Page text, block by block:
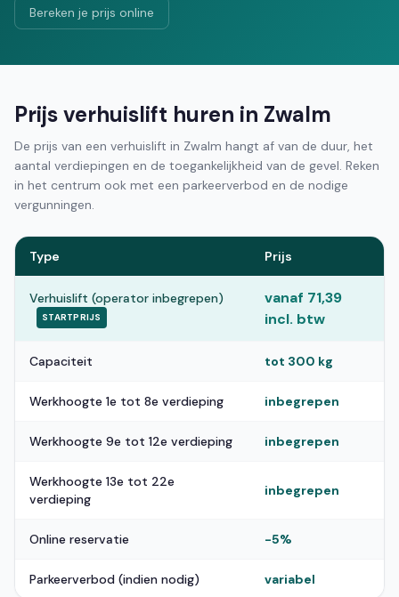
Bereken je prijs online
Prijs verhuislift huren in Zwalm
De prijs van een verhuislift in Zwalm hangt af van de duur, het
aantal verdiepingen en de toegankelijkheid van de gevel. Reken
in het centrum ook met een parkeerverbod en de nodige
vergunningen.
Type Prijs
Verhuislift (operator inbegrepen)
STARTPRIJS
vanaf 71,39
incl. btw
Capaciteit tot 300 kg
Werkhoogte 1e tot 8e verdieping inbegrepen
Werkhoogte 9e tot 12e verdieping inbegrepen
Werkhoogte 13e tot 22e
verdieping
inbegrepen
Online reservatie -5%
Parkeerverbod (indien nodig) variabel